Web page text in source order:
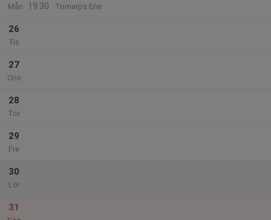
Mån
19:30
Tomarps Ene
26
Tis
27
Ons
28
Tor
29
Fre
30
Lör
31